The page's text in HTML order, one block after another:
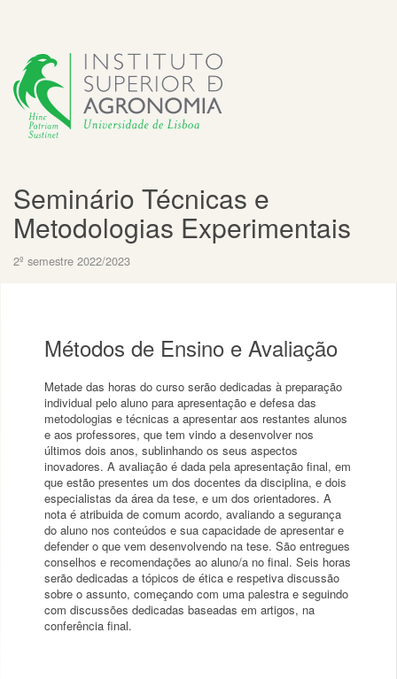
Seminário Técnicas e
Metodologias Experimentais
2º semestre 2022/2023
Métodos de Ensino e Avaliação
Metade das horas do curso serão dedicadas à preparação
individual pelo aluno para apresentação e defesa das
metodologias e técnicas a apresentar aos restantes alunos
e aos professores, que tem vindo a desenvolver nos
últimos dois anos, sublinhando os seus aspectos
inovadores. A avaliação é dada pela apresentação final, em
que estão presentes um dos docentes da disciplina, e dois
especialistas da área da tese, e um dos orientadores. A
nota é atribuida de comum acordo, avaliando a segurança
do aluno nos conteúdos e sua capacidade de apresentar e
defender o que vem desenvolvendo na tese. São entregues
conselhos e recomendações ao aluno/a no final. Seis horas
serão dedicadas a tópicos de ética e respetiva discussão
sobre o assunto, começando com uma palestra e seguindo
com discussões dedicadas baseadas em artigos, na
conferência final.